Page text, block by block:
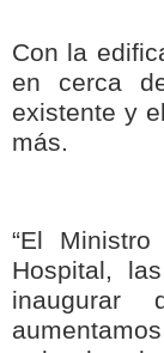
Con la
en cerca
existente y
más.
“El
Hospital,